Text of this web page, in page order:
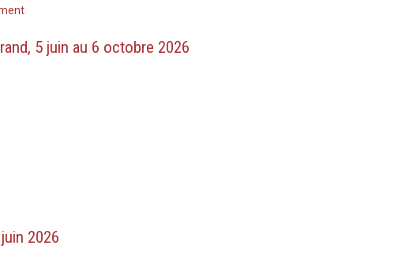
on
calligraphie
5
5 juin au 6 octobre 2026
2026